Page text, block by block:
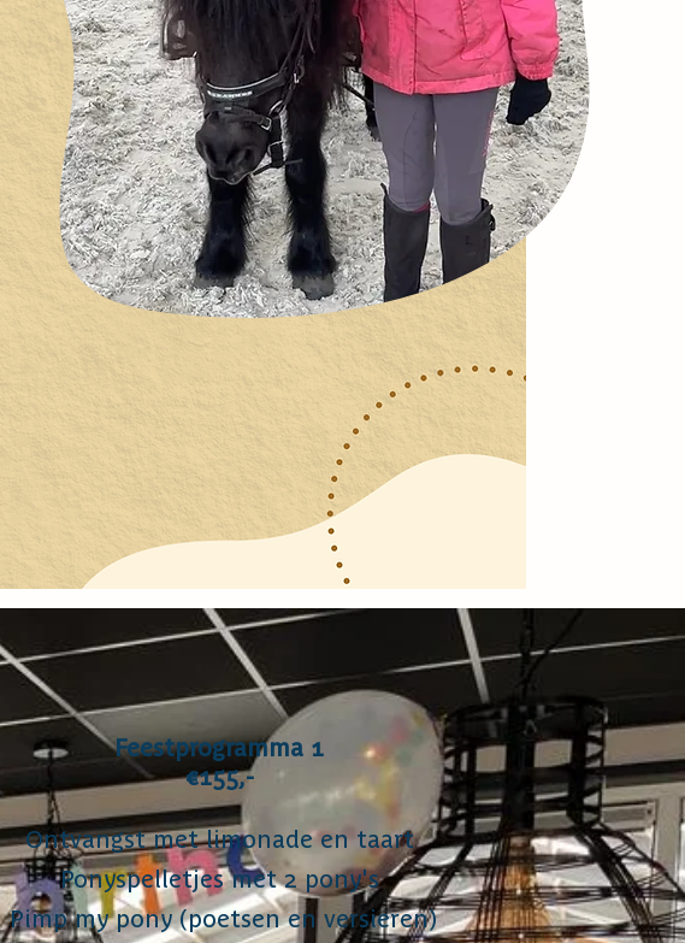
Feestprogramma 1
€155,-
Ontvangst met limonade en taart
Ponyspelletjes met 2 pony's
Pimp my pony (poetsen en versieren)